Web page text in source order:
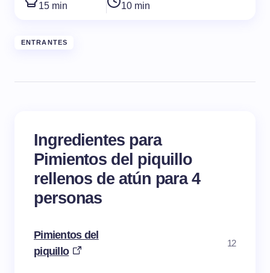
15 min 10 min
ENTRANTES
Ingredientes para
Pimientos del piquillo
rellenos de atún para 4
personas
Pimientos del
piquillo
12